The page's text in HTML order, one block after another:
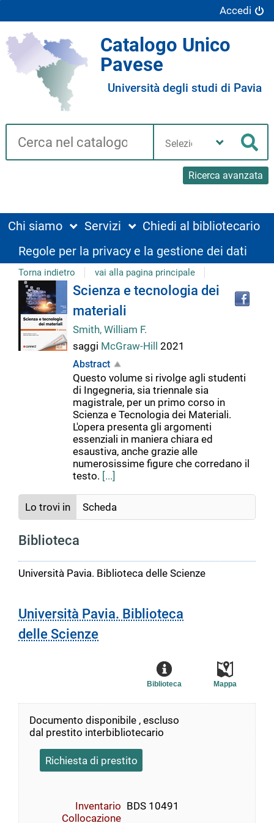
Accedi
Catalogo Unico
Pavese
Università degli studi di Pavia
Cerca su "Catalogo"
Ricerca avanzata
biblioteca
Chi siamo Servizi
Chiedi al bibliotecario
Regole per la privacy e la gestione dei dati
Torna indietro vai alla pagina principale
Dettaglio
del
documento
Scienza e tecnologia dei
materiali
Smith, William F.
saggi McGraw-Hill 2021
Abstract
Questo volume si rivolge agli studenti
di Ingegneria, sia triennale sia
magistrale, per un primo corso in
Scienza e Tecnologia dei Materiali.
L'opera presenta gli argomenti
essenziali in maniera chiara ed
esaustiva, anche grazie alle
numerosissime figure che corredano il
testo. [...]
Lo trovi in Scheda
Biblioteca
Università Pavia. Biblioteca delle Scienze
Università Pavia. Biblioteca
delle Scienze
Mappa
Biblioteca
Documento disponibile , escluso
dal prestito interbibliotecario
Richiesta di prestito
Inventario BDS 10491
Collocazione